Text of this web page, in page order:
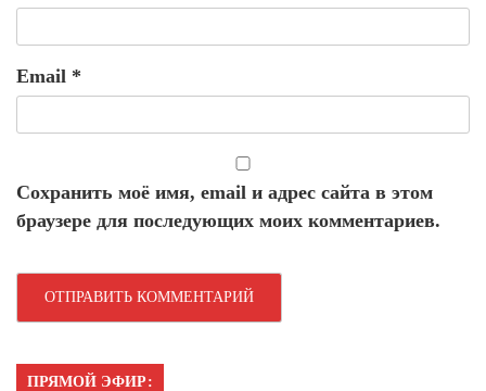
Email *
Сохранить моё имя, email и адрес сайта в этом
браузере для последующих моих комментариев.
ПРЯМОЙ ЭФИР: